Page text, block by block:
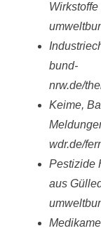
bund-
nrw.de/
Keime,
wdr.de/
Pestizide
aus